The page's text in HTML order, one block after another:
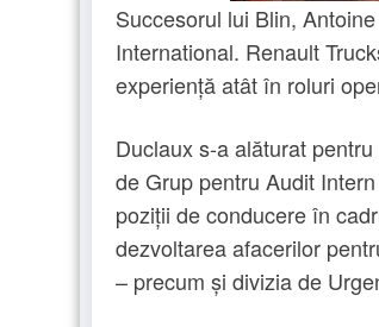
Succesorul lui Blin,
International. Renault
experiență atât în ​​roluri
Duclaux s-a alăturat
de Grup pentru Audit
poziții de conducere în
dezvoltarea afacerilor
– precum și divizia de